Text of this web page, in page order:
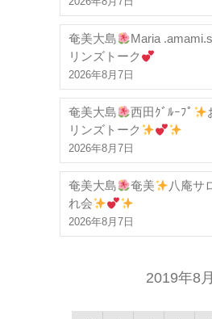
奄美大島 Maria
リンズトーク
2026年8月7日
奄美大島 西田ｸﾞﾙｰﾌﾟ
リンズトーク
2026年8月7日
奄美大島 奄美 八庵サ
れ会
2026年8月7日
2019年8月